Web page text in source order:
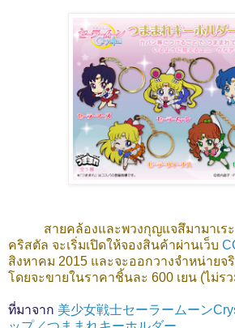
สายคล้องและพวงกุญแจสึมามาเร
คริสตัล จะเริ่มเปิดให้จองสินค้าผ่านเว็บ
สิงหาคม 2015 และจะออกวางจำหน่ายจ
โดยจะขายในราคาชิ้นละ 600 เยน (ไม่ร
ที่มาจาก 美少女戦士セーラームーン